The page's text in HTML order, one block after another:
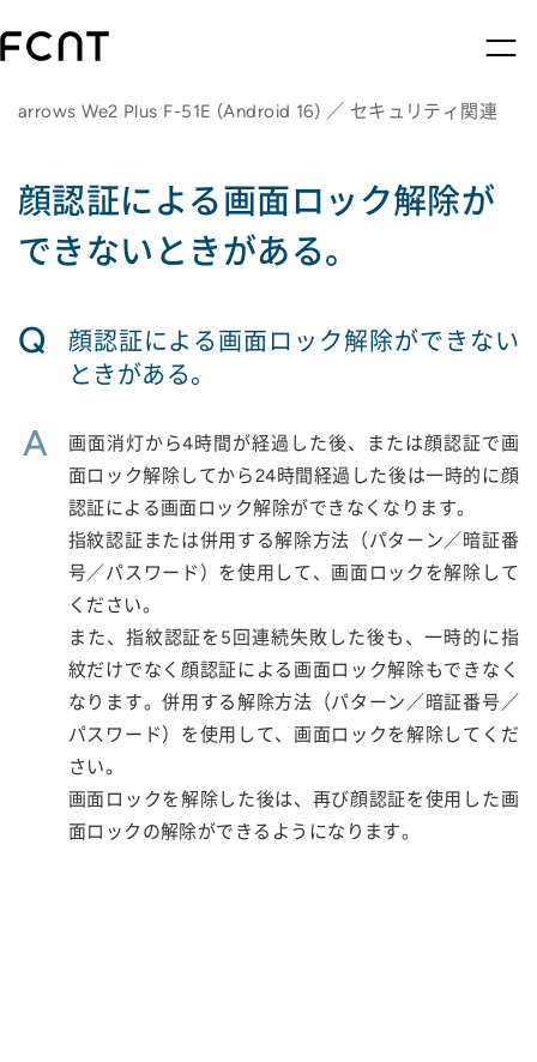
arrows We2 Plus F-51E (Android 16) ／ セキュリティ関連
顔認証による画面ロック解除が
できないときがある。
Q
顔認証による画面ロック解除ができない
ときがある。
A
画面消灯から4時間が経過した後、または顔認証で画
面ロック解除してから24時間経過した後は一時的に顔
認証による画面ロック解除ができなくなります。
指紋認証または併用する解除方法（パターン／暗証番
号／パスワード）を使用して、画面ロックを解除して
ください。
また、指紋認証を5回連続失敗した後も、一時的に指
紋だけでなく顔認証による画面ロック解除もできなく
なります。併用する解除方法（パターン／暗証番号／
パスワード）を使用して、画面ロックを解除してくだ
さい。
画面ロックを解除した後は、再び顔認証を使用した画
面ロックの解除ができるようになります。